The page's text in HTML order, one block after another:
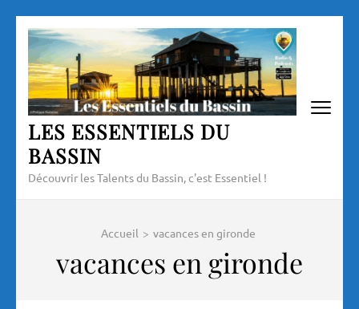
Aller
contenu
(Pressez
Entrée)
LES ESSENTIELS DU
BASSIN
Découvrir les Talents du Bassin, c'est Essentiel !
Accueil > vacances en gironde
vacances en gironde